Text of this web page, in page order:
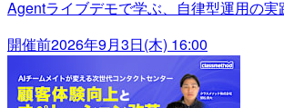
Agentライブデモで学ぶ、自律型運用の実
開催前2026年9月3日(木) 16:00